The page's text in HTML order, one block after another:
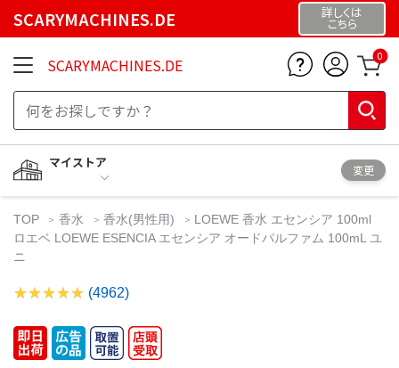
SCARYMACHINES.DE 詳しくは
こちら
SCARYMACHINES.DE 0
マイストア
変更
TOP 香水 香水(男性用)
LOEWE 香水 エセンシア 100ml
ロエベ LOEWE ESENCIA エセンシア オードパルファム 100mL ユ
ニ
(4962)